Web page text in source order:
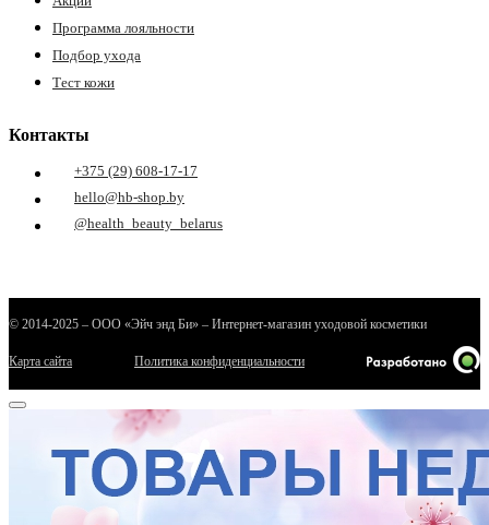
Программа лояльности
Подбор ухода
Тест кожи
Контакты
+375 (29) 608-17-17
hello@hb-shop.by
@health_beauty_belarus
© 2014-2025 – ООО «Эйч энд Би» – Интернет-магазин уходовой косметики
Карта сайта Политика конфиденциальности